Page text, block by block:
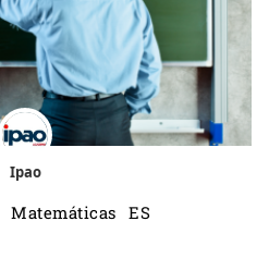
Ipao
Matemáticas ES